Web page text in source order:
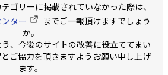
ゴリーに掲載されていなかった際は、
ター
までご一報頂けますでしょう
か。
、今後のサイトの改善に役立ててまい
ご協力を頂きますようお願い申し上げ
ます。